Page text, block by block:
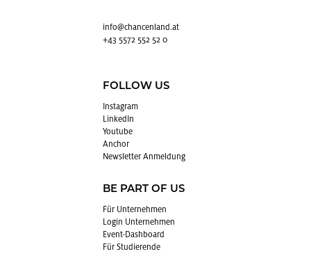
info@​chancenland.​at
+43 5572 552 52 0
FOLLOW US
In­sta­gram
Lin­kedIn
You­tube
An­chor
News­let­ter An­mel­dung
BE PART OF US
Für Un­ter­neh­men
Login Un­ter­neh­men
Event-Da­sh­board
Für Stu­die­ren­de